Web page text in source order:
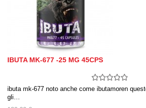
IBUTA MK-677 -25 MG 45CPS
ibuta mk-677 noto anche come ibutamoren
gli…